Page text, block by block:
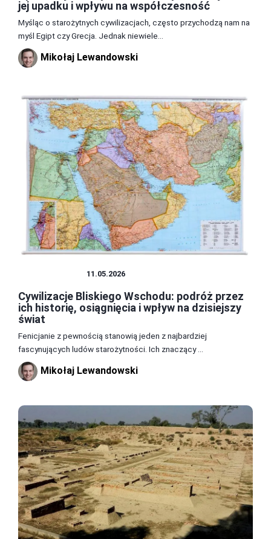
jej upadku i wpływu na współczesność
Myśląc o starożytnych cywilizacjach, często przychodzą nam na
myśl Egipt czy Grecja. Jednak niewiele...
Mikołaj Lewandowski
11.05.2026
Cywilizacje Bliskiego Wschodu: podróż przez
ich historię, osiągnięcia i wpływ na dzisiejszy
świat
Fenicjanie z pewnością stanowią jeden z najbardziej
fascynujących ludów starożytności. Ich znaczący ...
Mikołaj Lewandowski